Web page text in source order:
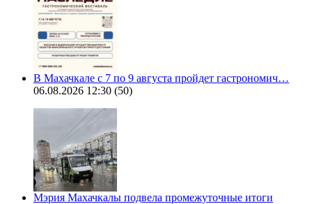
В Махачкале с 7 по 9 августа пройдет гастрономич…
06.08.2026 12:30 (50)
Мэрия Махачкалы подвела промежуточные итоги